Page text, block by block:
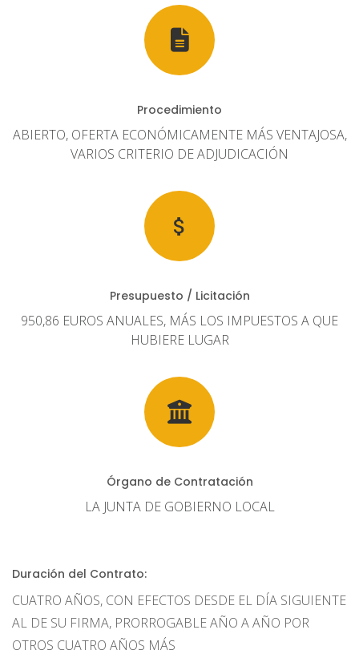
Procedimiento
ABIERTO, OFERTA ECONÓMICAMENTE MÁS VENTAJOSA,
VARIOS CRITERIO DE ADJUDICACIÓN
Presupuesto / Licitación
950,86 EUROS ANUALES, MÁS LOS IMPUESTOS A QUE
HUBIERE LUGAR
Órgano de Contratación
LA JUNTA DE GOBIERNO LOCAL
Duración del Contrato:
CUATRO AÑOS, CON EFECTOS DESDE EL DÍA SIGUIENTE
AL DE SU FIRMA, PRORROGABLE AÑO A AÑO POR
OTROS CUATRO AÑOS MÁS